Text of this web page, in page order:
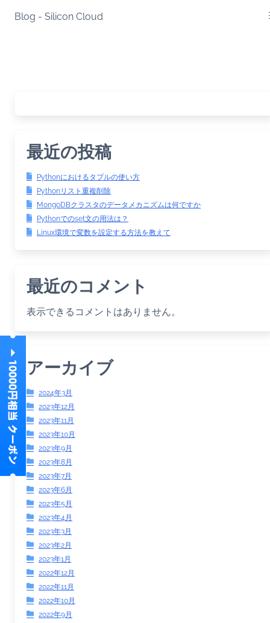
Blog - Silicon Cloud
最近の投稿
Pythonにおけるタプルの使い方
Pythonリスト重複削除
MongoDBクラスタのデータメカニズムは何ですか
Pythonでのset文の用法は？
Linux環境で変数を設定する方法を教えて
最近のコメント
表示できるコメントはありません。
アーカイブ
2024年3月
2023年12月
2023年11月
2023年10月
2023年9月
2023年8月
2023年7月
2023年6月
2023年5月
2023年4月
2023年3月
2023年2月
2023年1月
2022年12月
2022年11月
2022年10月
2022年9月